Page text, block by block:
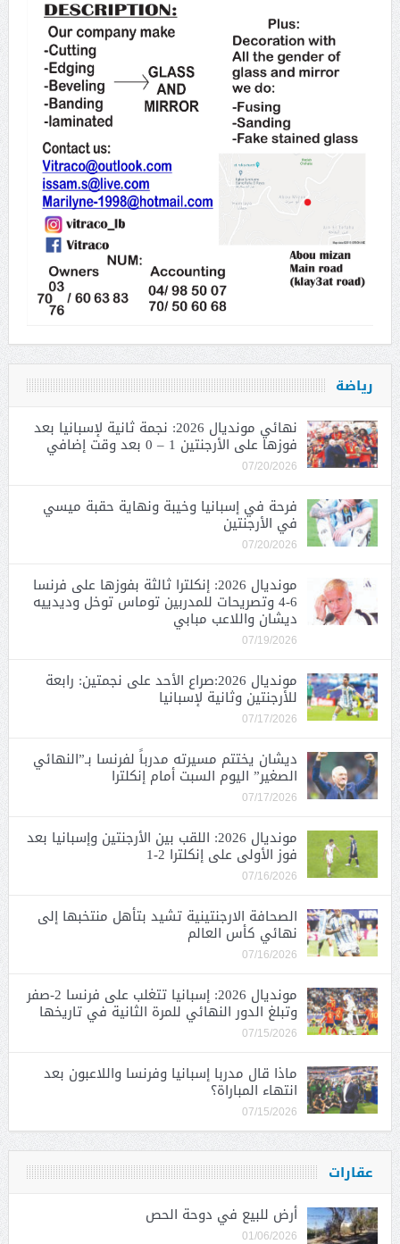
رياضة
نهائي مونديال 2026: نجمة ثانية لإسبانيا بعد
فوزها على الأرجنتين 1 – 0 بعد وقت إضافي
07/20/2026
فرحة في إسبانيا وخيبة ونهاية حقبة ميسي
في الأرجنتين
07/20/2026
مونديال 2026: إنكلترا ثالثة بفوزها على فرنسا
6-4 وتصريحات للمدربين توماس توخل وديدييه
ديشان واللاعب مبابي
07/19/2026
مونديال 2026:صراع الأحد على نجمتين: رابعة
للأرجنتين وثانية لإسبانيا
07/17/2026
ديشان يختتم مسيرته مدرباً لفرنسا بـ”النهائي
الصغير” اليوم السبت أمام إنكلترا
07/17/2026
مونديال 2026: اللقب بين الأرجنتين وإسبانيا بعد
فوز الأولى على إنكلترا 2-1
07/16/2026
الصحافة الارجنتينية تشيد بتأهل منتخبها إلى
نهائي كأس العالم
07/16/2026
مونديال 2026: إسبانيا تتغلب على فرنسا 2-صفر
وتبلغ الدور النهائي للمرة الثانية في تاريخها
07/15/2026
ماذا قال مدربا إسبانيا وفرنسا واللاعبون بعد
انتهاء المباراة؟
07/15/2026
عقارات
أرض للبيع في دوحة الحص
01/06/2026